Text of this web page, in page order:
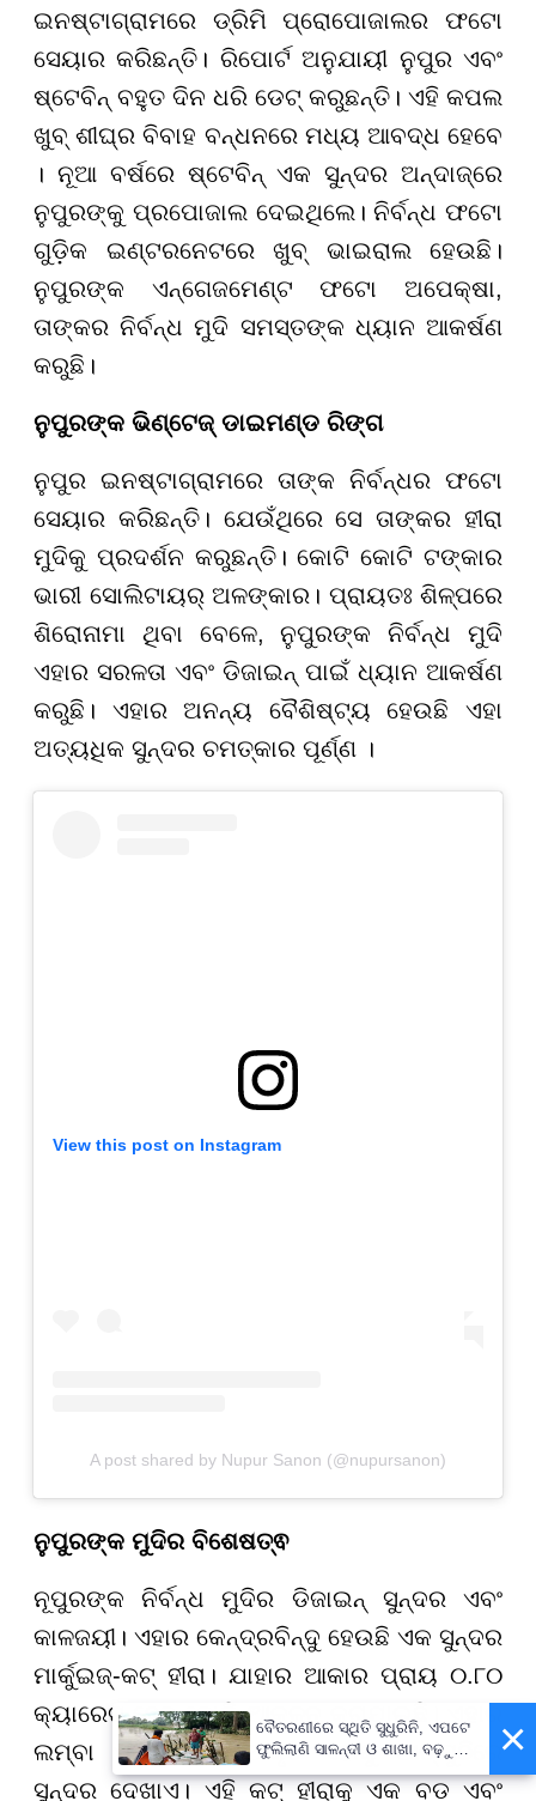
ଇନଷ୍ଟାଗ୍ରାମରେ ଡ୍ରିମି ପ୍ରୋପୋଜାଲର ଫଟୋ
ସେୟାର କରିଛନ୍ତି। ରିପୋର୍ଟ ଅନୁଯାୟୀ ନୁପୁର ଏବଂ
ଷ୍ଟେବିନ୍ ବହୁତ ଦିନ ଧରି ଡେଟ୍ କରୁଛନ୍ତି। ଏହି କପଲ
ଖୁବ୍ ଶୀଘ୍ର ବିବାହ ବନ୍ଧନରେ ମଧ୍ୟ ଆବଦ୍ଧ ହେବେ
। ନୂଆ ବର୍ଷରେ ଷ୍ଟେବିନ୍ ଏକ ସୁନ୍ଦର ଅନ୍ଦାଜ୍ରେ
ନୁପୁରଙ୍କୁ ପ୍ରପୋଜାଲ ଦେଇଥିଲେ। ନିର୍ବନ୍ଧ ଫଟୋ
ଗୁଡ଼ିକ ଇଣ୍ଟରନେଟରେ ଖୁବ୍ ଭାଇରାଲ ହେଉଛି।
ନୁପୁରଙ୍କ ଏନ୍ଗେଜମେଣ୍ଟ ଫଟୋ ଅପେକ୍ଷା,
ତାଙ୍କର ନିର୍ବନ୍ଧ ମୁଦି ସମସ୍ତଙ୍କ ଧ୍ୟାନ ଆକର୍ଷଣ
କରୁଛି।
ନୁପୁରଙ୍କ ଭିଣ୍ଟେଜ୍ ଡାଇମଣ୍ଡ ରିଙ୍ଗ
ନୁପୁର ଇନଷ୍ଟାଗ୍ରାମରେ ତାଙ୍କ ନିର୍ବନ୍ଧର ଫଟୋ
ସେୟାର କରିଛନ୍ତି। ଯେଉଁଥିରେ ସେ ତାଙ୍କର ହୀରା
ମୁଦିକୁ ପ୍ରଦର୍ଶନ କରୁଛନ୍ତି। କୋଟି କୋଟି ଟଙ୍କାର
ଭାରୀ ସୋଲିଟାୟର୍ ଅଳଙ୍କାର। ପ୍ରାୟତଃ ଶିଳ୍ପରେ
ଶିରୋନାମା ଥିବା ବେଳେ, ନୁପୁରଙ୍କ ନିର୍ବନ୍ଧ ମୁଦି
ଏହାର ସରଳତା ଏବଂ ଡିଜାଇନ୍ ପାଇଁ ଧ୍ୟାନ ଆକର୍ଷଣ
କରୁଛି। ଏହାର ଅନନ୍ୟ ବୈଶିଷ୍ଟ୍ୟ ହେଉଛି ଏହା
ଅତ୍ୟଧିକ ସୁନ୍ଦର ଚମତ୍କାର ପୂର୍ଣ୍ଣ ।
View this post on Instagram
A post shared by Nupur Sanon (@nupursanon)
ନୁପୁରଙ୍କ ମୁଦିର ବିଶେଷତ୍ଵ
ନୂପୁରଙ୍କ ନିର୍ବନ୍ଧ ମୁଦିର ଡିଜାଇନ୍ ସୁନ୍ଦର ଏବଂ
କାଳଜୟୀ। ଏହାର କେନ୍ଦ୍ରବିନ୍ଦୁ ହେଉଛି ଏକ ସୁନ୍ଦର
ମାର୍କୁଇଜ୍-କଟ୍ ହୀରା। ଯାହାର ଆକାର ପ୍ରାୟ ୦.୮୦
କ୍ୟାରେଟ୍ ହେବ ବୋଲି ଆକଳନ କରାଯାଇଛି। ଏହାର
ଲମ୍ବା ଏବଂ ପତଳା ଆକୃତି ଏହାକୁ ଆଙ୍ଗୁଠିରେ
ସୁନ୍ଦର ଦେଖାଏ। ଏହି କଟ୍ ହୀରାକୁ ଏକ ବଡ଼ ଏବଂ
×
ବୈତରଣୀରେ ସ୍ଥିତି ସୁଧୁରିନି, ଏପଟେ
ଫୁଲିଲାଣି ସାଳନ୍ଦୀ ଓ ଶାଖା, ବଢ଼ୁଛି